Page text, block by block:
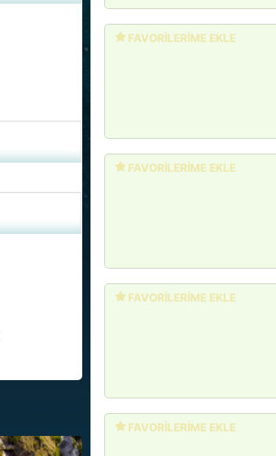
FAVORİLERİME EKLE
FAVORİLERİME EKLE
FAVORİLERİME EKLE
FAVORİLERİME EKLE